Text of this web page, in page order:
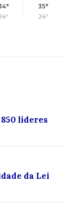
35°
24°
líderes
da Lei